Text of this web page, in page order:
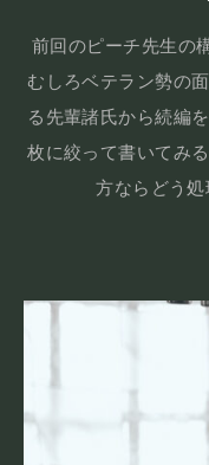
前回のピーチ先生の
むしろベテラン勢の
る先輩諸氏から続編
枚に絞って書いてみ
方ならどう処